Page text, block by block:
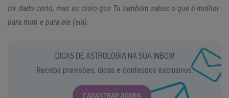
ter dado certo, mas eu creio que Tu também sabes o que é melhor
para mim e para ele (ela).
DICAS DE ASTROLOGIA NA SUA INBOX!
Receba previsões, dicas e conteúdos exclusivos.
CADASTRAR AGORA